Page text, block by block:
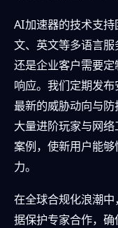
AI加速器的技术支
文、英文等多语言服
还是企业客户需要
响应。我们定期发
最新的威胁动向与
大量进阶玩家与网
案例，使新用户能
力。
在全球合规化浪潮
据保护专家合作，确